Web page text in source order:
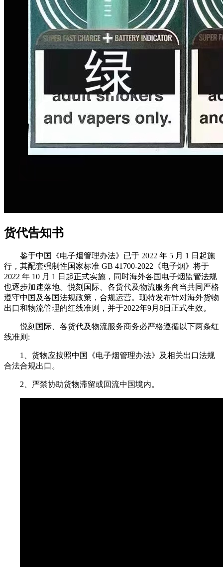
货代告知书
鉴于中国《电子烟管理办法》已于 2022 年 5 月 1 日起施
行，其配套强制性国家标准 GB 41700-2022《电子烟》将于
2022 年 10 月 1 日起正式实施，同时海外各国电子烟监管法规
也逐步加速落地。悦刻国际、各货代及物流服务商当共同严格
遵守中国及各国法规政策，合规运营。现特发布针对海外货物
出口和物流管理的红线准则，并于2022年9月8日正式生效。
悦刻国际、各货代及物流服务商务必严格遵循以下两条红
线准则:
1、货物应按照中国《电子烟管理办法》及相关出口法规
合法合规出口。
2、严禁协助货物滞留或回流中国境内。